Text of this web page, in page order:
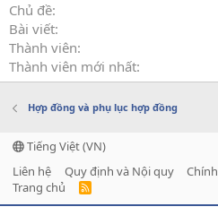
Chủ đề
Bài viết
Thành viên
Thành viên mới nhất
Hợp đồng và phụ lục hợp đồng
Tiếng Việt (VN)
Liên hệ
Quy định và Nội quy
Trang chủ
R